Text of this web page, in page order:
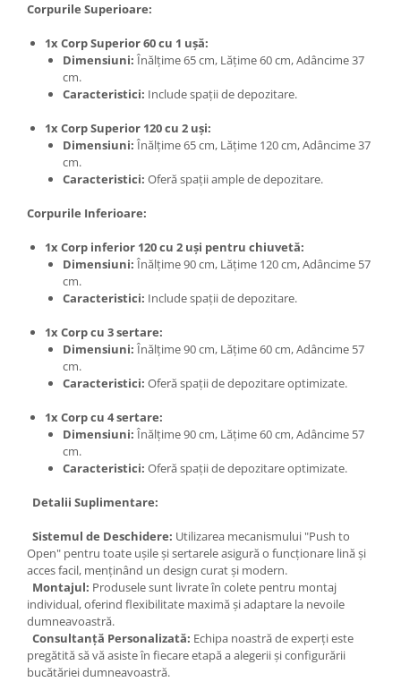
Corpurile Superioare:
1x Corp Superior 60 cu 1 ușă:
Dimensiuni: Înălțime 65 cm, Lățime 60 cm, Adâncime 37
cm.
Caracteristici: Include spații de depozitare.
1x Corp Superior 120 cu 2 uși:
Dimensiuni: Înălțime 65 cm, Lățime 120 cm, Adâncime 37
cm.
Caracteristici: Oferă spații ample de depozitare.
Corpurile Inferioare:
1x Corp inferior 120 cu 2 uși pentru chiuvetă:
Dimensiuni: Înălțime 90 cm, Lățime 120 cm, Adâncime 57
cm.
Caracteristici: Include spații de depozitare.
1x Corp cu 3 sertare:
Dimensiuni: Înălțime 90 cm, Lățime 60 cm, Adâncime 57
cm.
Caracteristici: Oferă spații de depozitare optimizate.
1x Corp cu 4 sertare:
Dimensiuni: Înălțime 90 cm, Lățime 60 cm, Adâncime 57
cm.
Caracteristici: Oferă spații de depozitare optimizate.
Detalii Suplimentare:
Sistemul de Deschidere: Utilizarea mecanismului "Push to
Open" pentru toate ușile și sertarele asigură o funcționare lină și
acces facil, menținând un design curat și modern.
Montajul: Produsele sunt livrate în colete pentru montaj
individual, oferind flexibilitate maximă și adaptare la nevoile
dumneavoastră.
Consultanță Personalizată: Echipa noastră de experți este
pregătită să vă asiste în fiecare etapă a alegerii și configurării
bucătăriei dumneavoastră.